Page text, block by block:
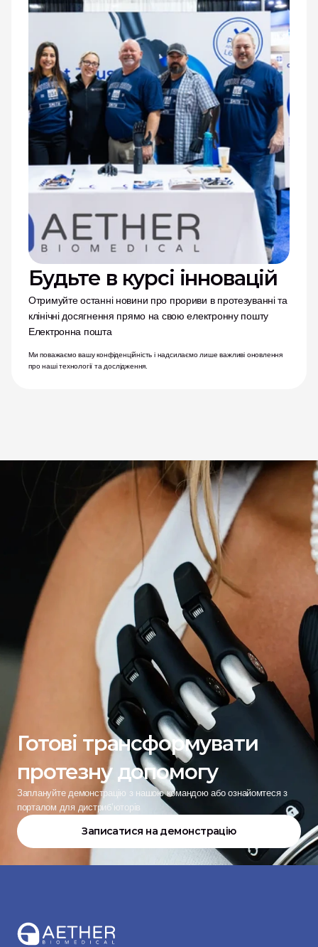
Будьте в курсі інновацій
Отримуйте останні новини про прориви в протезуванні та
клінічні досягнення прямо на свою електронну пошту
Електронна пошта
Ми поважаємо вашу конфіденційність і надсилаємо лише важливі оновлення
про наші технології та дослідження.
Готові трансформувати
протезну допомогу
Заплануйте демонстрацію з нашою командою або ознайомтеся з
порталом для дистриб’юторів
Записатися на демонстрацію